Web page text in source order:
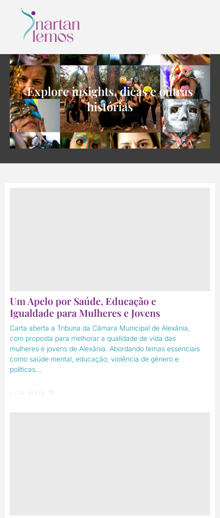
Explore insights, dicas e outras
histórias
Um Apelo por Saúde, Educação e
Igualdade para Mulheres e Jovens
Carta aberta a Tribuna da Câmara Municipal de Alexânia,
com proposta para melhorar a qualidade de vida das
mulheres e jovens de Alexânia. Abordando temas essenciais
como saúde mental, educação, violência de gênero e
políticas...